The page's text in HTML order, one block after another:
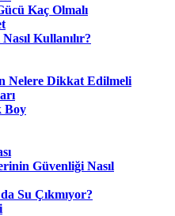
Kaç Olmalı
Kullanılır?
Nelere Dikkat Edilmeli
Boy
Güvenliği Nasıl
Su Çıkmıyor?